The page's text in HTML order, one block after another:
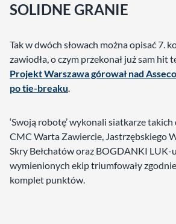
SOLIDNE GRANIE
Tak w dwóch słowach można opisać 7.
zawiodła, o czym przekonał już sam hit
Projekt Warszawa górował nad
po tie-breaku.
‘Swoją robotę’ wykonali siatkarze
CMC Warta Zawiercie, Jastrzębskiego
Skry Bełchatów oraz BOGDANKI LUK-
wymienionych ekip triumfowały zgodnie
komplet punktów.